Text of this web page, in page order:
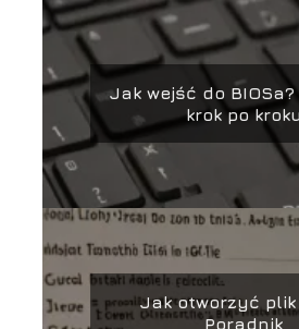
Jak wejść do
krok po kroku
Jak otworzyć plik
Poradnik